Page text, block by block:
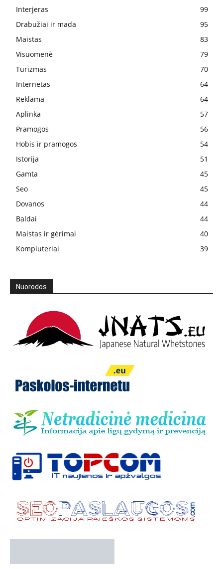
Interjeras
99
Drabužiai ir mada
95
Maistas
83
Visuomenė
79
Turizmas
70
Internetas
64
Reklama
64
Aplinka
57
Pramogos
56
Hobis ir pramogos
54
Istorija
51
Gamta
45
Seo
45
Dovanos
44
Baldai
44
Maistas ir gėrimai
40
Kompiuteriai
39
Nuorodos